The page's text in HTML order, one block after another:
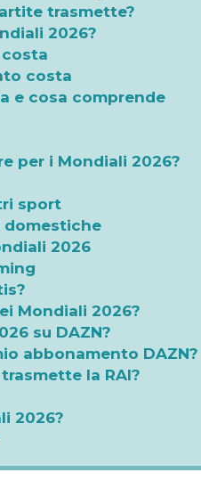
trasmette?
2026?
costa
costa
e cosa comprende
per i Mondiali 2026?
sport
domestiche
2026
Mondiali 2026?
su DAZN?
abbonamento DAZN?
la RAI?
2026?